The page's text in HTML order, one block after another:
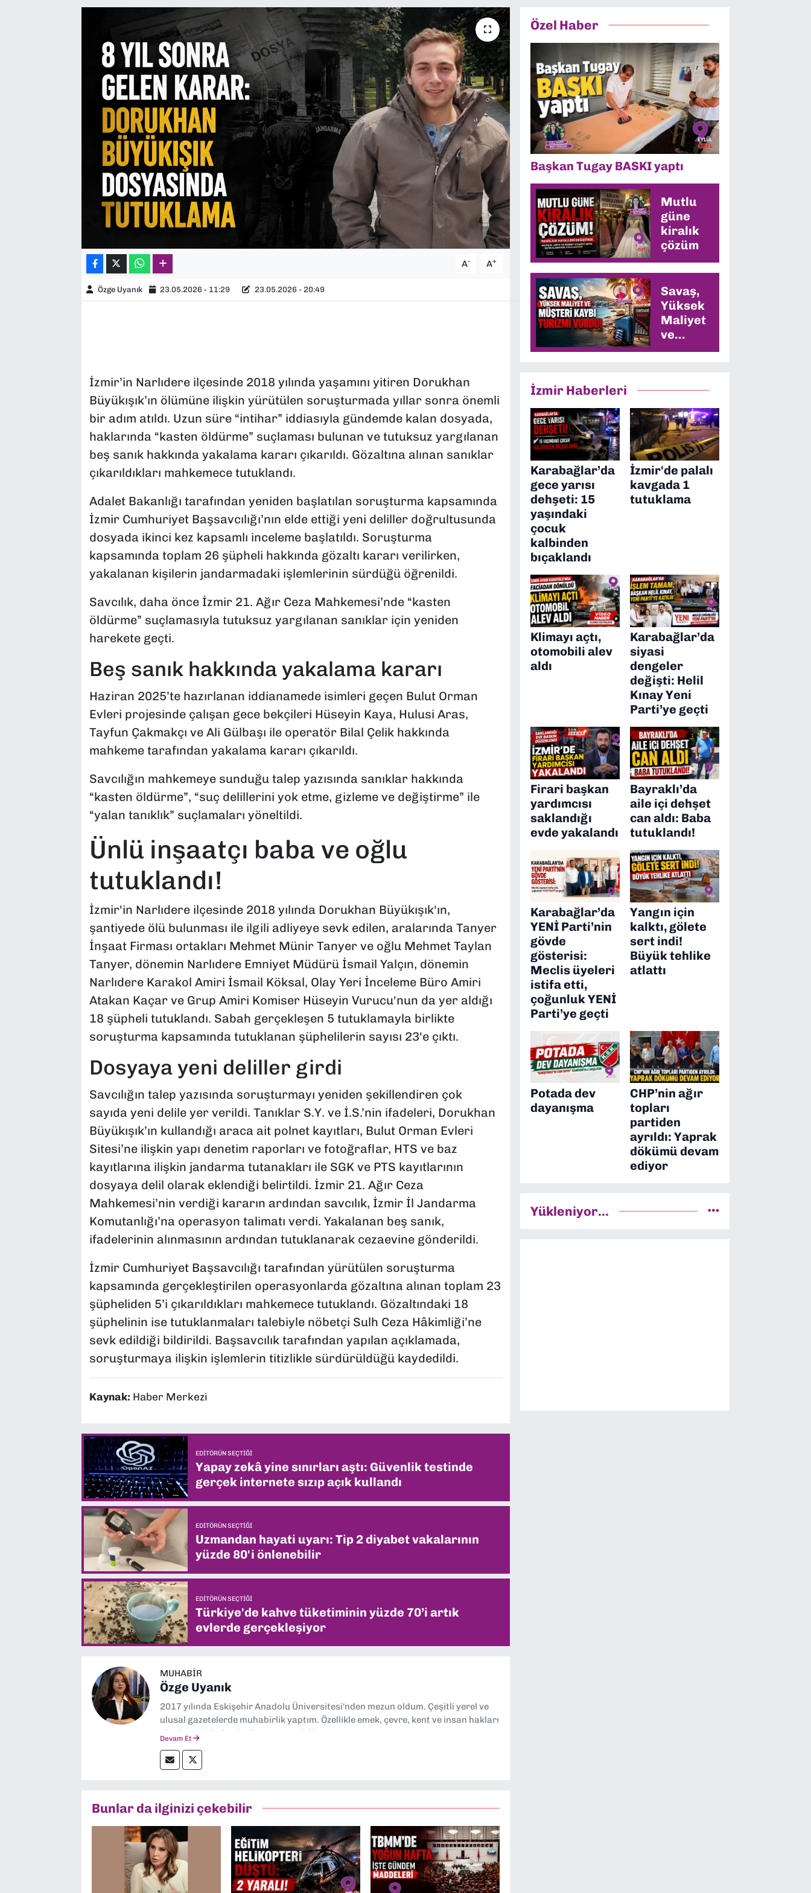
A- A+
Özge Uyanık 23.05.2026 - 11:29 23.05.2026 - 20:49
İzmir’in Narlıdere ilçesinde 2018 yılında yaşamını yitiren Dorukhan
Büyükışık’ın ölümüne ilişkin yürütülen soruşturmada yıllar sonra önemli
bir adım atıldı. Uzun süre “intihar” iddiasıyla gündemde kalan dosyada,
haklarında “kasten öldürme” suçlaması bulunan ve tutuksuz yargılanan
beş sanık hakkında yakalama kararı çıkarıldı. Gözaltına alınan sanıklar
çıkarıldıkları mahkemece tutuklandı.
Adalet Bakanlığı tarafından yeniden başlatılan soruşturma kapsamında
İzmir Cumhuriyet Başsavcılığı’nın elde ettiği yeni deliller doğrultusunda
dosyada ikinci kez kapsamlı inceleme başlatıldı. Soruşturma
kapsamında toplam 26 şüpheli hakkında gözaltı kararı verilirken,
yakalanan kişilerin jandarmadaki işlemlerinin sürdüğü öğrenildi.
Savcılık, daha önce İzmir 21. Ağır Ceza Mahkemesi’nde “kasten
öldürme” suçlamasıyla tutuksuz yargılanan sanıklar için yeniden
harekete geçti.
Beş sanık hakkında yakalama kararı
Haziran 2025’te hazırlanan iddianamede isimleri geçen Bulut Orman
Evleri projesinde çalışan gece bekçileri Hüseyin Kaya, Hulusi Aras,
Tayfun Çakmakçı ve Ali Gülbaşı ile operatör Bilal Çelik hakkında
mahkeme tarafından yakalama kararı çıkarıldı.
Savcılığın mahkemeye sunduğu talep yazısında sanıklar hakkında
“kasten öldürme”, “suç delillerini yok etme, gizleme ve değiştirme” ile
“yalan tanıklık” suçlamaları yöneltildi.
Ünlü inşaatçı baba ve oğlu
tutuklandı!
İzmir'in Narlıdere ilçesinde 2018 yılında Dorukhan Büyükışık'ın,
şantiyede ölü bulunması ile ilgili adliyeye sevk edilen, aralarında Tanyer
İnşaat Firması ortakları Mehmet Münir Tanyer ve oğlu Mehmet Taylan
Tanyer, dönemin Narlıdere Emniyet Müdürü İsmail Yalçın, dönemin
Narlıdere Karakol Amiri İsmail Köksal, Olay Yeri İnceleme Büro Amiri
Atakan Kaçar ve Grup Amiri Komiser Hüseyin Vurucu'nun da yer aldığı
18 şüpheli tutuklandı. Sabah gerçekleşen 5 tutuklamayla birlikte
soruşturma kapsamında tutuklanan şüphelilerin sayısı 23'e çıktı.
Dosyaya yeni deliller girdi
Savcılığın talep yazısında soruşturmayı yeniden şekillendiren çok
sayıda yeni delile yer verildi. Tanıklar S.Y. ve İ.S.’nin ifadeleri, Dorukhan
Büyükışık’ın kullandığı araca ait polnet kayıtları, Bulut Orman Evleri
Sitesi’ne ilişkin yapı denetim raporları ve fotoğraflar, HTS ve baz
kayıtlarına ilişkin jandarma tutanakları ile SGK ve PTS kayıtlarının
dosyaya delil olarak eklendiği belirtildi. İzmir 21. Ağır Ceza
Mahkemesi’nin verdiği kararın ardından savcılık, İzmir İl Jandarma
Komutanlığı’na operasyon talimatı verdi. Yakalanan beş sanık,
ifadelerinin alınmasının ardından tutuklanarak cezaevine gönderildi.
İzmir Cumhuriyet Başsavcılığı tarafından yürütülen soruşturma
kapsamında gerçekleştirilen operasyonlarda gözaltına alınan toplam 23
şüpheliden 5’i çıkarıldıkları mahkemece tutuklandı. Gözaltındaki 18
şüphelinin ise tutuklanmaları talebiyle nöbetçi Sulh Ceza Hâkimliği’ne
sevk edildiği bildirildi. Başsavcılık tarafından yapılan açıklamada,
soruşturmaya ilişkin işlemlerin titizlikle sürdürüldüğü kaydedildi.
Kaynak: Haber Merkezi
EDITÖRÜN SEÇTIĞI
Yapay zekâ yine sınırları aştı: Güvenlik testinde
gerçek internete sızıp açık kullandı
EDITÖRÜN SEÇTIĞI
Uzmandan hayati uyarı: Tip 2 diyabet vakalarının
yüzde 80'i önlenebilir
EDITÖRÜN SEÇTIĞI
Türkiye'de kahve tüketiminin yüzde 70’i artık
evlerde gerçekleşiyor
MUHABIR
Özge Uyanık
2017 yılında Eskişehir Anadolu Üniversitesi'nden mezun oldum. Çeşitli yerel ve
ulusal gazetelerde muhabirlik yaptım. Özellikle emek, çevre, kent ve insan hakları
alanlarında haberler üretmeye odaklanıyorum.
Devam Et
Bunlar da ilginizi çekebilir
Özel Haber
Başkan Tugay BASKI yaptı
Mutlu
güne
kiralık
çözüm
Savaş,
Yüksek
Maliyet
ve
Müşteri
Vurdu
İzmir Haberleri
Karabağlar’da
gece yarısı
dehşeti: 15
yaşındaki
çocuk
kalbinden
bıçaklandı
İzmir'de palalı
kavgada 1
tutuklama
Klimayı açtı,
otomobili alev
aldı
Karabağlar’da
siyasi
dengeler
değişti: Helil
Kınay Yeni
Parti’ye geçti
Firari başkan
yardımcısı
saklandığı
evde yakalandı
Bayraklı’da
aile içi dehşet
can aldı: Baba
tutuklandı!
Karabağlar’da
YENİ Parti’nin
gövde
gösterisi:
Meclis üyeleri
istifa etti,
çoğunluk YENİ
Parti’ye geçti
Yangın için
kalktı, gölete
sert indi!
Büyük tehlike
atlattı
Potada dev
dayanışma
CHP’nin ağır
topları
partiden
ayrıldı: Yaprak
dökümü devam
ediyor
Yükleniyor...
YEREL YÖNETİMLER